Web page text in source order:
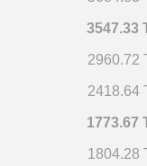
3547.33
2960.72
2418.64
1773.67
1804.28